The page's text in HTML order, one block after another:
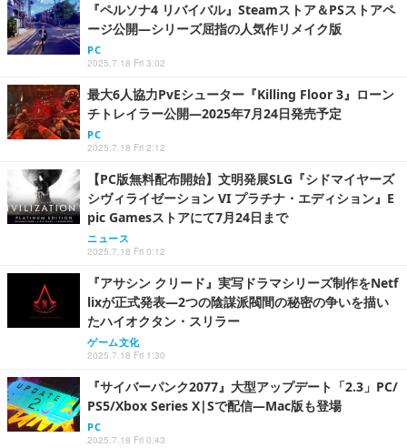
『ペルソナ4 リバイバル』Steamストア＆PSストアペ
ージ公開―シリーズ屈指の人気作リメイク版
PC
2025.7.18 Fri 3:02
最大6人協力PvEシューター『Killing Floor 3』ローン
チトレイラー公開―2025年7月24日発売予定
PC
2025.7.18 Fri 2:12
【PC版無料配布開始】文明発展SLG『シドマイヤーズ
シヴィライゼーション VI プラチナ・エディション』E
pic Gamesストアにて7月24日まで
ニュース
2025.7.18 Fri 0:12
『アサシン クリード』実写ドラマシリーズ制作をNetf
lixが正式発表―2つの陰謀派閥間の秘密の争いを描い
たハイオクタン・スリラー
ゲーム文化
2025.7.18 Fri 1:30
『サイバーパンク2077』大型アップデート「2.3」PC/
PS5/Xbox Series X|Sで配信―Mac版も登場
PC
2025.7.18 Fri 0:43